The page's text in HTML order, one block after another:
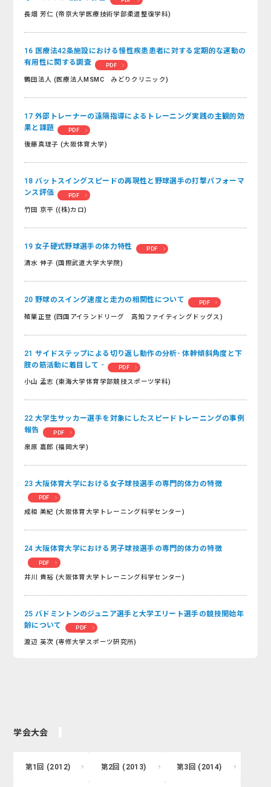
長畑 芳仁 (帝京大学医療技術学部柔道整復学科)
16 医療法42条施設における慢性疾患患者に対する定期的な運動の
有用性に関する調査
PDF
鶴田法人 (医療法人MSMC みどりクリニック)
17 外部トレーナーの遠隔指導によるトレーニング実践の主観的効
果と課題
PDF
後藤真理子 (大阪体育大学)
18 バットスイングスピードの再現性と野球選手の打撃パフォーマ
ンス評価
PDF
竹田 京平 ((株)カロ)
19 女子硬式野球選手の体力特性 PDF
清水 伸子 (国際武道大学大学院)
20 野球のスイング速度と走力の相関性について PDF
殖栗正登 (四国アイランドリーグ 高知ファイティングドッグス)
21 サイドステップによる切り返し動作の分析- 体幹傾斜角度と下
肢の筋活動に着目して -
PDF
小山 孟志 (東海大学体育学部競技スポーツ学科)
22 大学生サッカー選手を対象にしたスピードトレーニングの事例
報告
PDF
泉原 嘉郎 (福岡大学)
23 大阪体育大学における女子球技選手の専門的体力の特徴
PDF
成相 美紀 (大阪体育大学トレーニング科学センター)
24 大阪体育大学における男子球技選手の専門的体力の特徴
PDF
井川 貴裕 (大阪体育大学トレーニング科学センター)
25 バドミントンのジュニア選手と大学エリート選手の競技開始年
齢について
PDF
渡辺 英次 (専修大学スポーツ研究所)
学会大会
第1回 (2012) 第2回 (2013) 第3回 (2014)